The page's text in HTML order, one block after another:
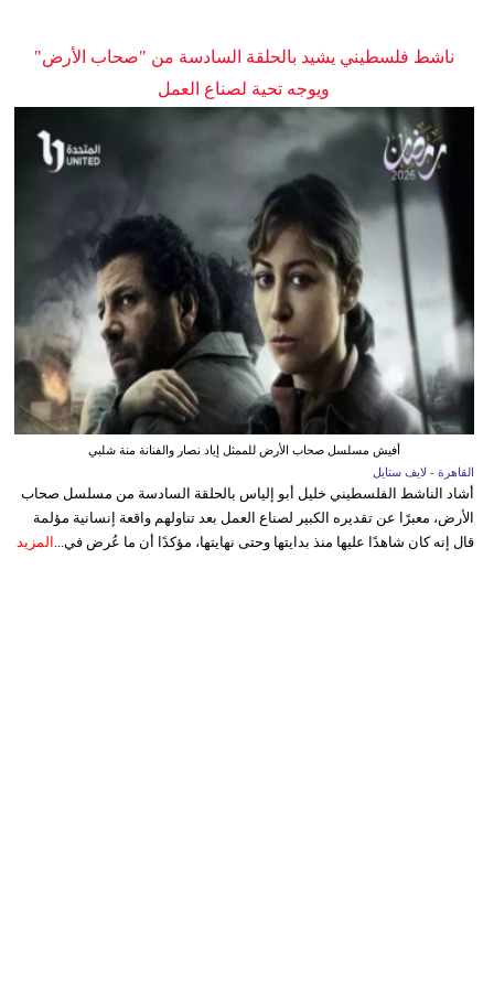
ناشط فلسطيني يشيد بالحلقة السادسة من "صحاب الأرض"
ويوجه تحية لصناع العمل
أفيش مسلسل صحاب الأرض للممثل إياد نصار والفنانة منة شلبي
القاهرة - لايف ستايل
أشاد الناشط الفلسطيني خليل أبو إلياس بالحلقة السادسة من مسلسل صحاب
الأرض، معبرًا عن تقديره الكبير لصناع العمل بعد تناولهم واقعة إنسانية مؤلمة
قال إنه كان شاهدًا عليها منذ بدايتها وحتى نهايتها، مؤكدًا أن ما عُرض في... المزيد